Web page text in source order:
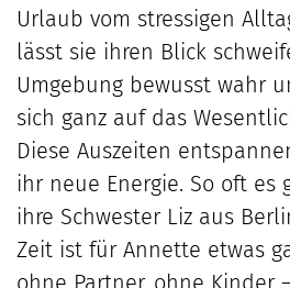
Urlaub vom stressigen
lässt sie ihren Blick
Umgebung bewusst wahr
sich ganz auf das
Diese Auszeiten
ihr neue Energie. So oft es
ihre Schwester Liz aus
Zeit ist für Annette etwas
ohne Partner, ohne Kinder